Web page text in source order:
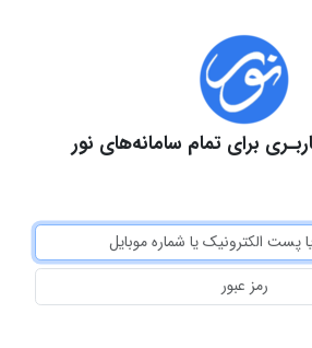
برای تمام سامانه‌های نور